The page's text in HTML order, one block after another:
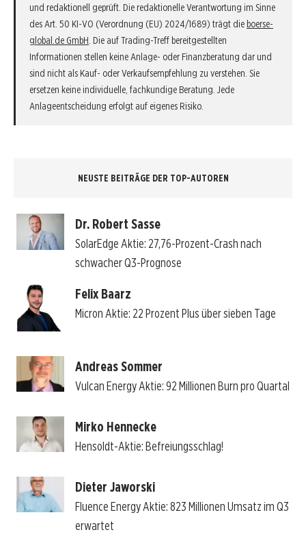
und redaktionell geprüft. Die redaktionelle Verantwortung im Sinne
des Art. 50 KI-VO (Verordnung (EU) 2024/1689) trägt die boerse-
global.de GmbH. Die auf Trading-Treff bereitgestellten
Informationen stellen keine Anlage- oder Finanzberatung dar und
sind nicht als Kauf- oder Verkaufsempfehlung zu verstehen. Sie
ersetzen keine individuelle, fachkundige Beratung. Jede
Anlageentscheidung erfolgt auf eigenes Risiko.
NEUSTE BEITRÄGE DER TOP-AUTOREN
Dr. Robert Sasse
SolarEdge Aktie: 27,76-Prozent-Crash nach
schwacher Q3-Prognose
Felix Baarz
Micron Aktie: 22 Prozent Plus über sieben Tage
Andreas Sommer
Vulcan Energy Aktie: 92 Millionen Burn pro Quartal
Mirko Hennecke
Hensoldt-Aktie: Befreiungsschlag!
Dieter Jaworski
Fluence Energy Aktie: 823 Millionen Umsatz im Q3
erwartet